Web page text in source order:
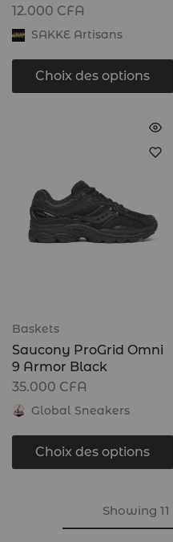
12.000 CFA
SAKKE Artisans
Choix des options
Baskets
Saucony ProGrid Omni
9 Armor Black
35.000 CFA
Global Sneakers
Choix des options
Showing 11